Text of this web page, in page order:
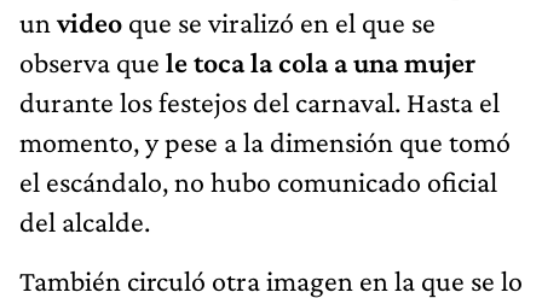
unvideo que se viralizó en el que se
observa que le toca la cola a una mujer
durante los festejos del carnaval. Hasta el
momento, y pese a la dimensión que tomó
el escándalo, no hubo comunicado oficial
del alcalde.
También circuló otra imagen en la que se lo